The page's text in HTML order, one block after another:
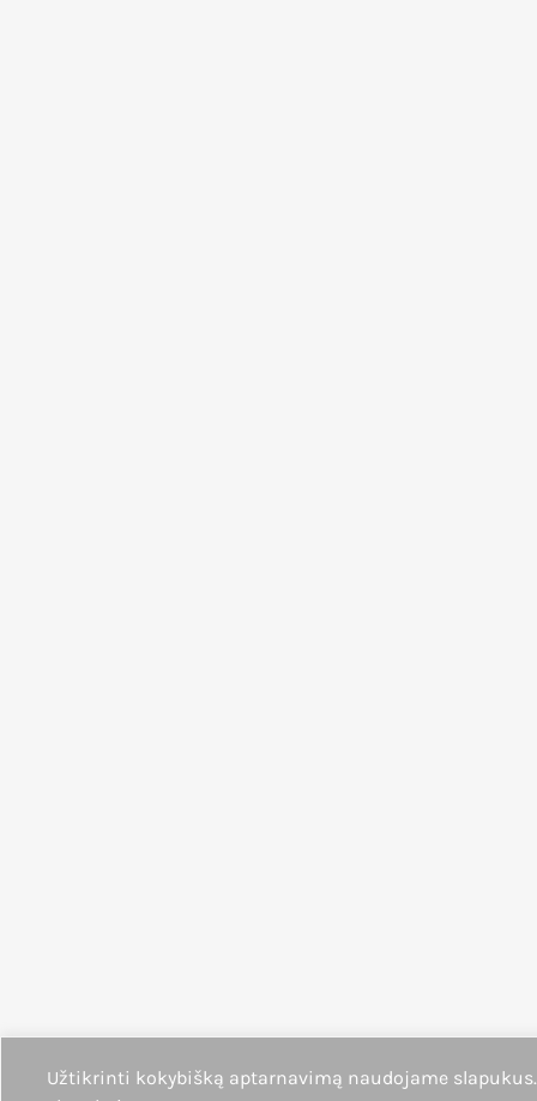
Užtikrinti kokybišką aptarnavimą naudojame